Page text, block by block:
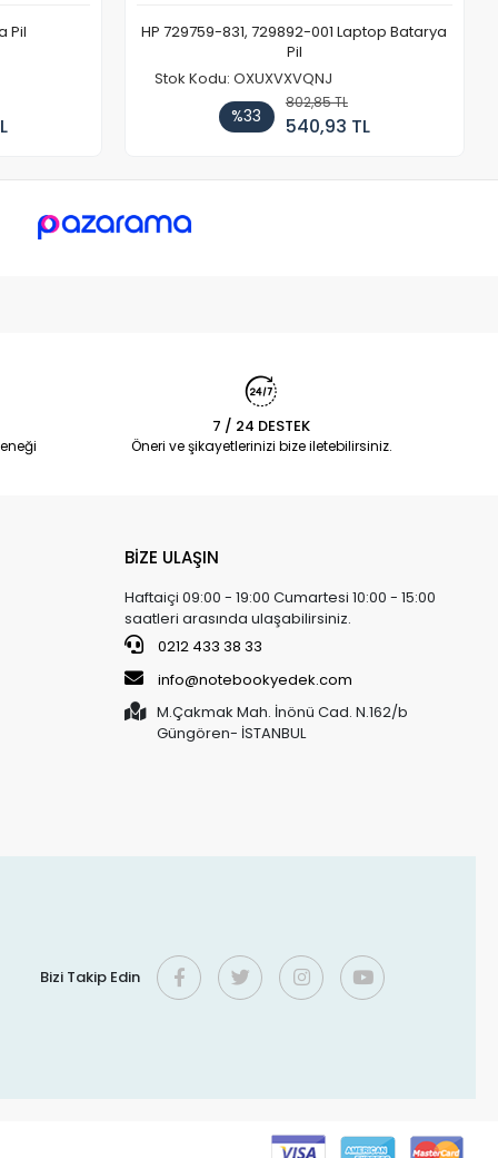
Pil
HP 729759-831, 729892-001 Laptop Batarya
Pil
Stok Kodu: OXUXVXVQNJ
%33
802,85 TL
540,93 TL
7 / 24 DESTEK
Öneri ve şikayetlerinizi bize iletebilirsiniz.
BİZE ULAŞIN
Haftaiçi 09:00 - 19:00 Cumartesi 10:00 - 15:00
saatleri arasında ulaşabilirsiniz.
0212 433 38 33
info@notebookyedek.com
M.Çakmak Mah. İnönü Cad. N.162/b
Güngören- İSTANBUL
Bizi Takip Edin